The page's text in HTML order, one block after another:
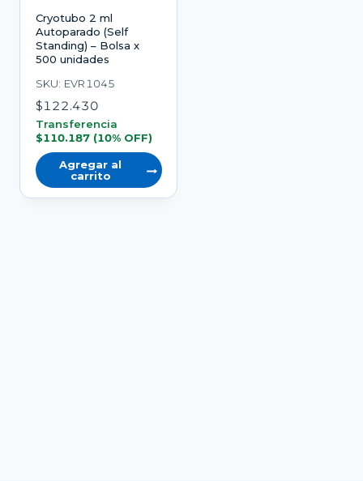
Cryotubo 2 ml
Autoparado (Self
Standing) – Bolsa x
500 unidades
SKU: EVR1045
$122.430
Transferencia
$110.187 (10% OFF)
Agregar al
carrito